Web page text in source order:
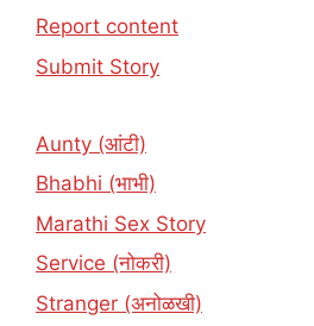
Report content
Submit Story
Aunty (आंटी)
Bhabhi (भाभी)
Marathi Sex Story
Service (नोकरी)
Stranger (अनोळखी)